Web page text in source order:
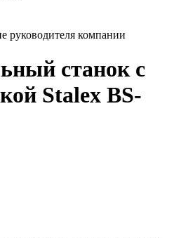
руководителя компании
станок с
Stalex BS-